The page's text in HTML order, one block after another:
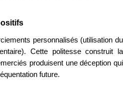
personnalisés (utilisation du
Cette politesse construit la
produisent une déception qui
future.